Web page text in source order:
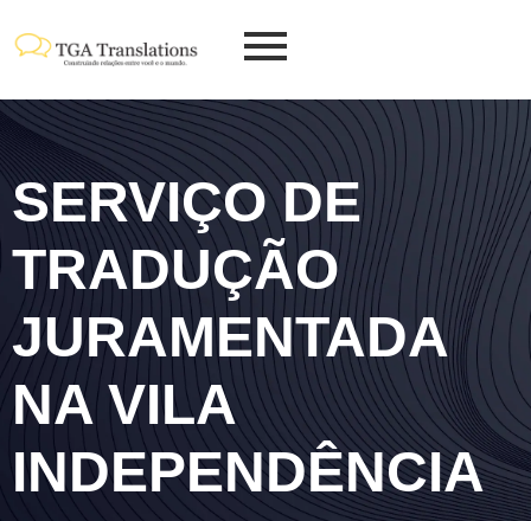
SERVIÇO DE
TRADUÇÃO
JURAMENTADA
NA VILA
INDEPENDÊNCIA